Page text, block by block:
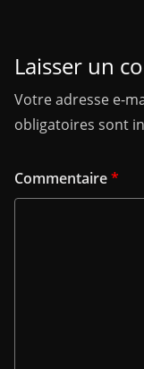
Laisser un
Votre adresse e-
obligatoires sont
Commentaire*